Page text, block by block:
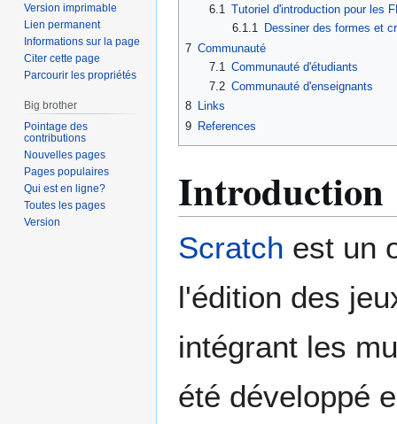
6.1 Tutoriel d'introduction pour les
6.1.1 Dessiner des formes et
7 Communauté
7.1 Communauté d'étudiants
7.2 Communauté d'enseignants
8 Links
9 References
Introduction
Scratch est un
l'édition des
intégrant les
été développé
Version imprimable
Lien permanent
Informations sur la page
Citer cette page
Parcourir les propriétés
Big brother
Pointage des
contributions
Nouvelles pages
Pages populaires
Qui est en ligne?
Toutes les pages
Version